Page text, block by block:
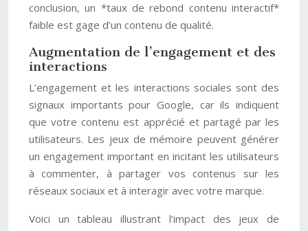
conclusion, un *taux de rebond contenu interactif*
faible est gage d’un contenu de qualité.
Augmentation de l’engagement et des
interactions
L’engagement et les interactions sociales sont des
signaux importants pour Google, car ils indiquent
que votre contenu est apprécié et partagé par les
utilisateurs. Les jeux de mémoire peuvent générer
un engagement important en incitant les utilisateurs
à commenter, à partager vos contenus sur les
réseaux sociaux et à interagir avec votre marque.
Voici un tableau illustrant l’impact des jeux de